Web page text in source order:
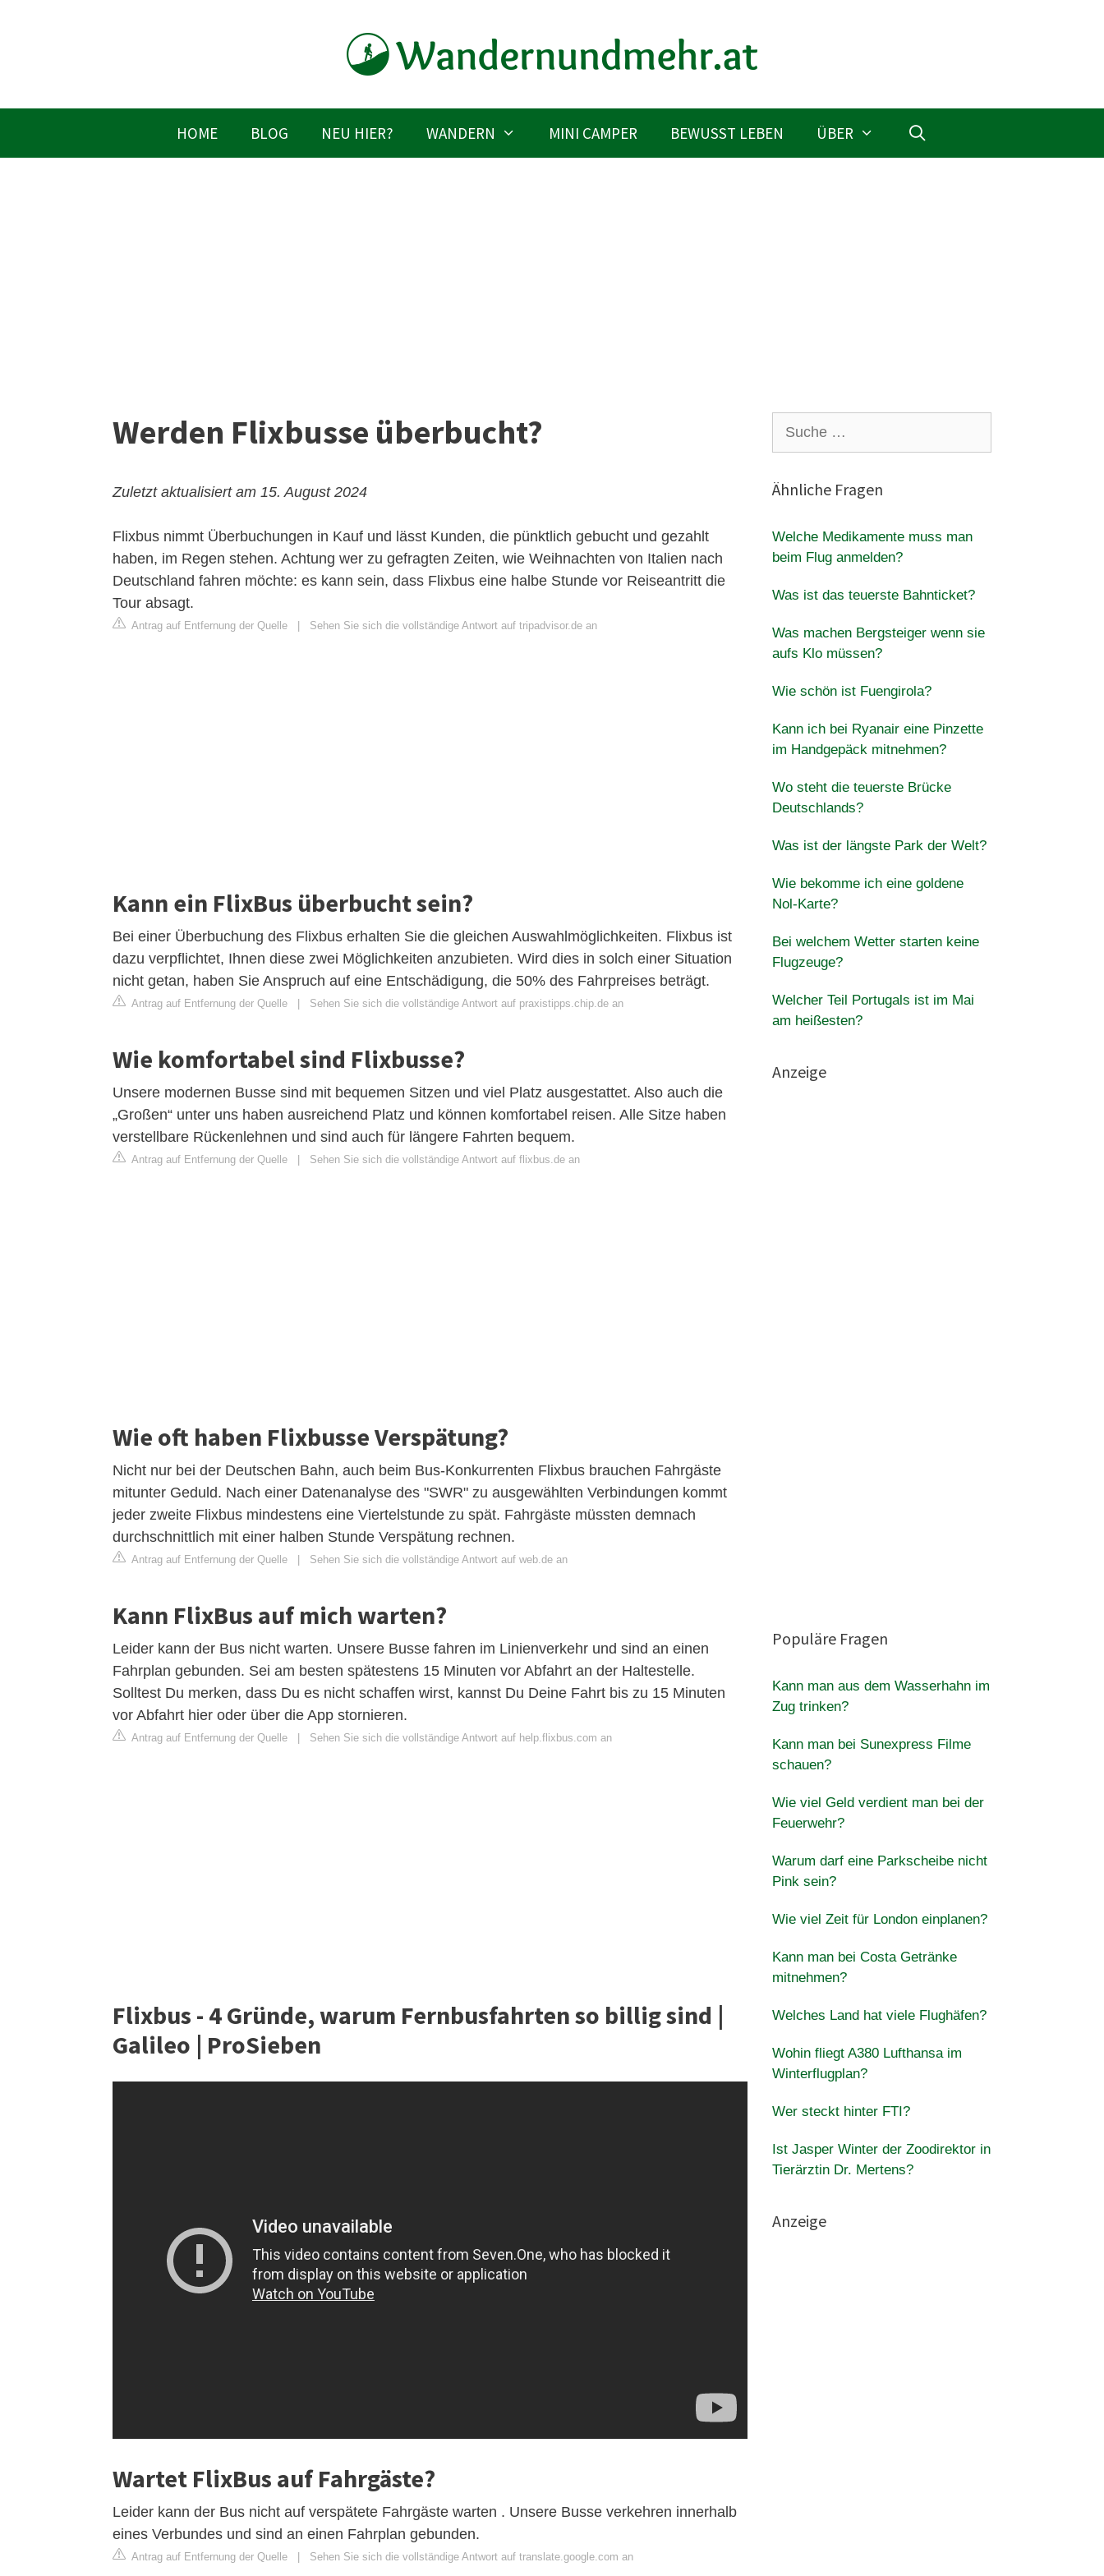
HOME BLOG NEU HIER? WANDERN MINI CAMPER BEWUSST LEBEN ÜBER
Werden Flixbusse überbucht?
Zuletzt aktualisiert am 15. August 2024
Flixbus nimmt Überbuchungen in Kauf und lässt Kunden, die pünktlich gebucht und gezahlt
haben, im Regen stehen. Achtung wer zu gefragten Zeiten, wie Weihnachten von Italien nach
Deutschland fahren möchte: es kann sein, dass Flixbus eine halbe Stunde vor Reiseantritt die
Tour absagt.
Antrag auf Entfernung der Quelle Sehen Sie sich die vollständige Antwort auf tripadvisor.de an
Kann ein FlixBus überbucht sein?
Bei einer Überbuchung des Flixbus erhalten Sie die gleichen Auswahlmöglichkeiten. Flixbus ist
dazu verpflichtet, Ihnen diese zwei Möglichkeiten anzubieten. Wird dies in solch einer Situation
nicht getan, haben Sie Anspruch auf eine Entschädigung, die 50% des Fahrpreises beträgt.
Antrag auf Entfernung der Quelle Sehen Sie sich die vollständige Antwort auf praxistipps.chip.de an
Wie komfortabel sind Flixbusse?
Unsere modernen Busse sind mit bequemen Sitzen und viel Platz ausgestattet. Also auch die
„Großen“ unter uns haben ausreichend Platz und können komfortabel reisen. Alle Sitze haben
verstellbare Rückenlehnen und sind auch für längere Fahrten bequem.
Antrag auf Entfernung der Quelle Sehen Sie sich die vollständige Antwort auf flixbus.de an
Wie oft haben Flixbusse Verspätung?
Nicht nur bei der Deutschen Bahn, auch beim Bus-Konkurrenten Flixbus brauchen Fahrgäste
mitunter Geduld. Nach einer Datenanalyse des "SWR" zu ausgewählten Verbindungen kommt
jeder zweite Flixbus mindestens eine Viertelstunde zu spät. Fahrgäste müssten demnach
durchschnittlich mit einer halben Stunde Verspätung rechnen.
Antrag auf Entfernung der Quelle Sehen Sie sich die vollständige Antwort auf web.de an
Kann FlixBus auf mich warten?
Leider kann der Bus nicht warten. Unsere Busse fahren im Linienverkehr und sind an einen
Fahrplan gebunden. Sei am besten spätestens 15 Minuten vor Abfahrt an der Haltestelle.
Solltest Du merken, dass Du es nicht schaffen wirst, kannst Du Deine Fahrt bis zu 15 Minuten
vor Abfahrt hier oder über die App stornieren.
Antrag auf Entfernung der Quelle Sehen Sie sich die vollständige Antwort auf help.flixbus.com an
Flixbus - 4 Gründe, warum Fernbusfahrten so billig sind |
Galileo | ProSieben
Wartet FlixBus auf Fahrgäste?
Leider kann der Bus nicht auf verspätete Fahrgäste warten . Unsere Busse verkehren innerhalb
eines Verbundes und sind an einen Fahrplan gebunden.
Antrag auf Entfernung der Quelle | Sehen Sie sich die vollständige Antwort auf translate.google.com an
nach:
Ähnliche Fragen
Welche Medikamente muss man
beim Flug anmelden?
Was ist das teuerste Bahnticket?
Was machen Bergsteiger wenn sie
aufs Klo müssen?
Wie schön ist Fuengirola?
Kann ich bei Ryanair eine Pinzette
im Handgepäck mitnehmen?
Wo steht die teuerste Brücke
Deutschlands?
Was ist der längste Park der Welt?
Wie bekomme ich eine goldene
Nol-Karte?
Bei welchem Wetter starten keine
Flugzeuge?
Welcher Teil Portugals ist im Mai
am heißesten?
Anzeige
Populäre Fragen
Kann man aus dem Wasserhahn im
Zug trinken?
Kann man bei Sunexpress Filme
schauen?
Wie viel Geld verdient man bei der
Feuerwehr?
Warum darf eine Parkscheibe nicht
Pink sein?
Wie viel Zeit für London einplanen?
Kann man bei Costa Getränke
mitnehmen?
Welches Land hat viele Flughäfen?
Wohin fliegt A380 Lufthansa im
Winterflugplan?
Wer steckt hinter FTI?
Ist Jasper Winter der Zoodirektor in
Tierärztin Dr. Mertens?
Anzeige